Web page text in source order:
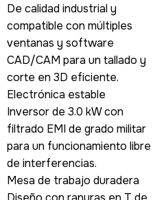
De calidad industrial y
compatible con múltiples
ventanas y software
CAD/CAM para un tallado y
corte en 3D eficiente.
Electrónica estable
Inversor de 3.0 kW con
filtrado EMI de grado militar
para un funcionamiento libre
de interferencias.
Mesa de trabajo duradera